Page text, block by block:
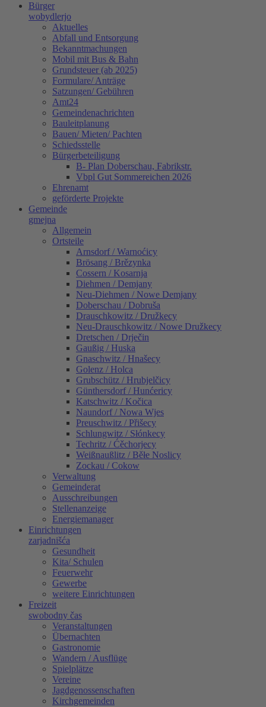
Bürger
wobydlerjo
Aktuelles
Abfall und Entsorgung
Bekanntmachungen
Mobil mit Bus & Bahn
Grundsteuer (ab 2025)
Formulare/ Anträge
Satzungen/ Gebühren
Amt24
Gemeindenachrichten
Bauleitplanung
Bauen/ Mieten/ Pachten
Schiedsstelle
Bürgerbeteiligung
B- Plan Doberschau, Fabrikstr.
Vbpl Gut Sommereichen 2026
Ehrenamt
geförderte Projekte
Gemeinde
gmejna
Allgemein
Ortsteile
Arnsdorf / Warnoćicy
Brösang / Brězynka
Cossern / Kosarnja
Diehmen / Demjany
Neu-Diehmen / Nowe Demjany
Doberschau / Dobruša
Drauschkowitz / Družkecy
Neu-Drauschkowitz / Nowe Družkecy
Dretschen / Drječin
Gaußig / Huska
Gnaschwitz / Hnašecy
Golenz / Holca
Grubschütz / Hrubjelčicy
Günthersdorf / Hunćericy
Katschwitz / Kočica
Naundorf / Nowa Wjes
Preuschwitz / Přišecy
Schlungwitz / Słónkecy
Techritz / Ćěchorjecy
Weißnaußlitz / Běłe Noslicy
Zockau / Cokow
Verwaltung
Gemeinderat
Ausschreibungen
Stellenanzeige
Energiemanager
Einrichtungen
zarjadnišća
Gesundheit
Kita/ Schulen
Feuerwehr
Gewerbe
weitere Einrichtungen
Freizeit
swobodny čas
Veranstaltungen
Übernachten
Gastronomie
Wandern / Ausflüge
Spielplätze
Vereine
Jagdgenossenschaften
Kirchgemeinden